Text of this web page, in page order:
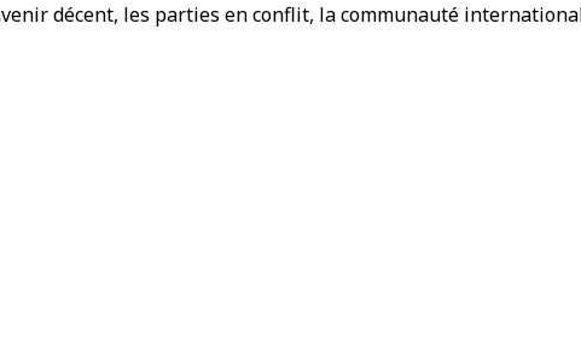
décent, les parties en conflit, la communauté